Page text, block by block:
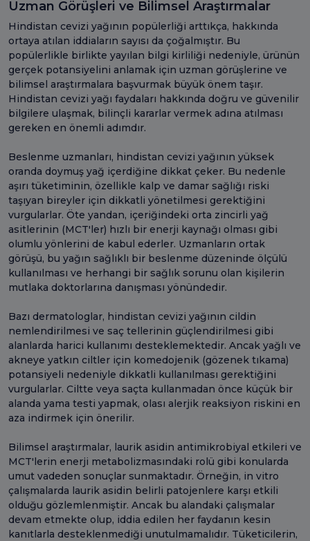
Uzman Görüşleri ve Bilimsel Araştırmalar
Hindistan cevizi yağının popülerliği arttıkça, hakkında
ortaya atılan iddiaların sayısı da çoğalmıştır. Bu
popülerlikle birlikte yayılan bilgi kirliliği nedeniyle, ürünün
gerçek potansiyelini anlamak için uzman görüşlerine ve
bilimsel araştırmalara başvurmak büyük önem taşır.
Hindistan cevizi yağı faydaları hakkında doğru ve güvenilir
bilgilere ulaşmak, bilinçli kararlar vermek adına atılması
gereken en önemli adımdır.
Beslenme uzmanları, hindistan cevizi yağının yüksek
oranda doymuş yağ içerdiğine dikkat çeker. Bu nedenle
aşırı tüketiminin, özellikle kalp ve damar sağlığı riski
taşıyan bireyler için dikkatli yönetilmesi gerektiğini
vurgularlar. Öte yandan, içeriğindeki orta zincirli yağ
asitlerinin (MCT'ler) hızlı bir enerji kaynağı olması gibi
olumlu yönlerini de kabul ederler. Uzmanların ortak
görüşü, bu yağın sağlıklı bir beslenme düzeninde ölçülü
kullanılması ve herhangi bir sağlık sorunu olan kişilerin
mutlaka doktorlarına danışması yönündedir.
Bazı dermatologlar, hindistan cevizi yağının cildin
nemlendirilmesi ve saç tellerinin güçlendirilmesi gibi
alanlarda harici kullanımı desteklemektedir. Ancak yağlı ve
akneye yatkın ciltler için komedojenik (gözenek tıkama)
potansiyeli nedeniyle dikkatli kullanılması gerektiğini
vurgularlar. Ciltte veya saçta kullanmadan önce küçük bir
alanda yama testi yapmak, olası alerjik reaksiyon riskini en
aza indirmek için önerilir.
Bilimsel araştırmalar, laurik asidin antimikrobiyal etkileri ve
MCT'lerin enerji metabolizmasındaki rolü gibi konularda
umut vadeden sonuçlar sunmaktadır. Örneğin, in vitro
çalışmalarda laurik asidin belirli patojenlere karşı etkili
olduğu gözlemlenmiştir. Ancak bu alandaki çalışmalar
devam etmekte olup, iddia edilen her faydanın kesin
kanıtlarla desteklenmediği unutulmamalıdır. Tüketicilerin,